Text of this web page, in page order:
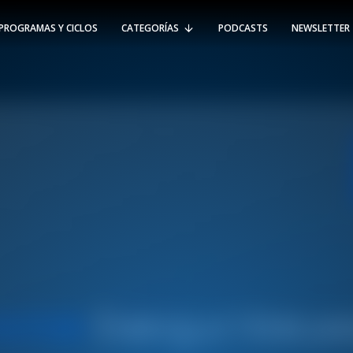
Y CICLOS CATEGORÍAS PODCASTS NEWSLETTER